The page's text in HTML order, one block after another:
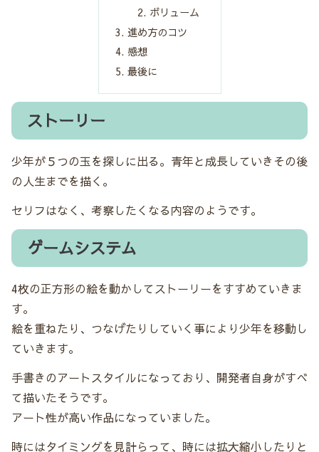
ボリューム
進め方のコツ
感想
最後に
ストーリー
少年が５つの玉を探しに出る。青年と成長していきその後
の人生までを描く。
セリフはなく、考察したくなる内容のようです。
ゲームシステム
4枚の正方形の絵を動かしてストーリーをすすめていきま
す。
絵を重ねたり、つなげたりしていく事により少年を移動し
ていきます。
手書きのアートスタイルになっており、開発者自身がすべ
て描いたそうです。
アート性が高い作品になっていました。
時にはタイミングを見計らって、時には拡大縮小したりと